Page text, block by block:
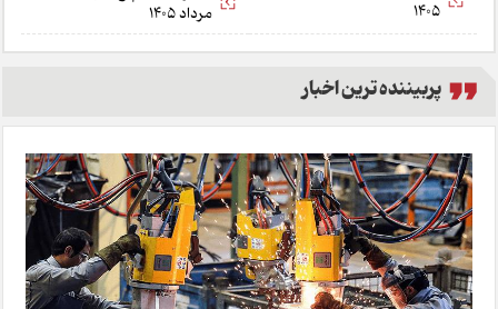
1405
مرداد 1405
پربیننده ترین اخبار